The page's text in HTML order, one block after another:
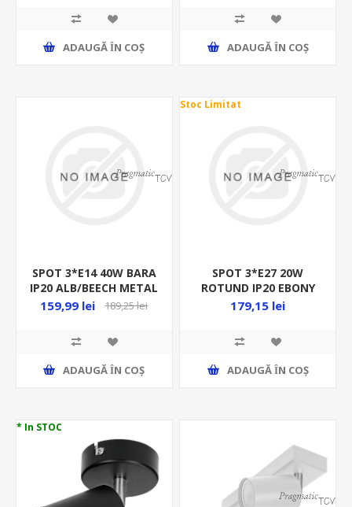
ADAUGĂ ȊN COŞ ADAUGĂ ȊN COŞ
SPOT 3*E14 40W BARA
IP20 ALB/BEECH METAL
HOLLY 5945
159,99 lei 189,25 lei
ADAUGĂ ȊN COŞ
Stoc Limitat
SPOT 3*E27 20W
ROTUND IP20 EBONY
METAL ALB 6028
179,15 lei
ADAUGĂ ȊN COŞ
* In STOC